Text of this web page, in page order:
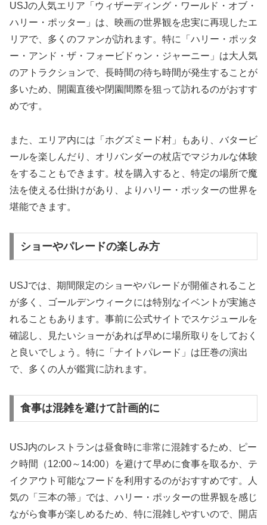
USJの人気エリア「ウィザーディング・ワールド・オブ・
ハリー・ポッター」は、映画の世界観を忠実に再現したエ
リアで、多くのファンが訪れます。特に「ハリー・ポッタ
ー・アンド・ザ・フォービドゥン・ジャーニー」は大人気
のアトラクションで、長時間の待ち時間が発生することが
多いため、開園直後や閉園間際を狙って訪れるのがおすす
めです。
また、エリア内には「ホグズミード村」もあり、バタービ
ールを楽しんだり、オリバンダーの杖店でマジカルな体験
をすることもできます。杖を購入すると、特定の場所で魔
法を使える仕掛けがあり、よりハリー・ポッターの世界を
堪能できます。
ショーやパレードの楽しみ方
USJでは、期間限定のショーやパレードが開催されること
が多く、ゴールデンウィークには特別なイベントが実施さ
れることもあります。事前に公式サイトでスケジュールを
確認し、見たいショーがあれば早めに場所取りをしておく
と良いでしょう。特に「ナイトパレード」は圧巻の演出
で、多くの人が鑑賞に訪れます。
食事は混雑を避けて計画的に
USJ内のレストランは昼食時に非常に混雑するため、ピー
ク時間（12:00～14:00）を避けて早めに食事を取るか、テ
イクアウト可能なフードを利用するのがおすすめです。人
気の「三本の箒」では、ハリー・ポッターの世界観を感じ
ながら食事が楽しめるため、特に混雑しやすいので、開店